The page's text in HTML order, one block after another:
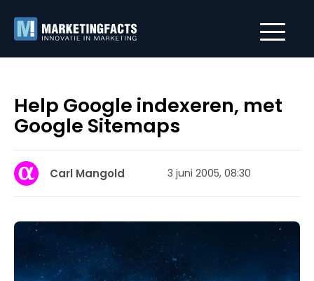
Help Google indexeren, met
Google Sitemaps
Carl Mangold 3 juni 2005, 08:30